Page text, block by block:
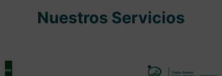
Nuestros Servicios